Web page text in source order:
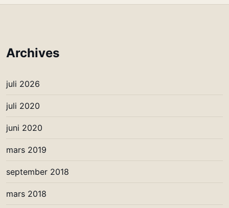
Archives
juli 2026
juli 2020
juni 2020
mars 2019
september 2018
mars 2018